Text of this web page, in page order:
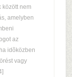
között nem
amelyben
az
idõközben
vagy